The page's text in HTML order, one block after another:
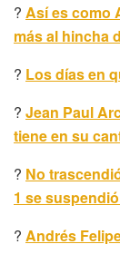
? Así es como
más al hincha
? Los días en
? Jean Paul
tiene en su
? No
1 se
? Andrés